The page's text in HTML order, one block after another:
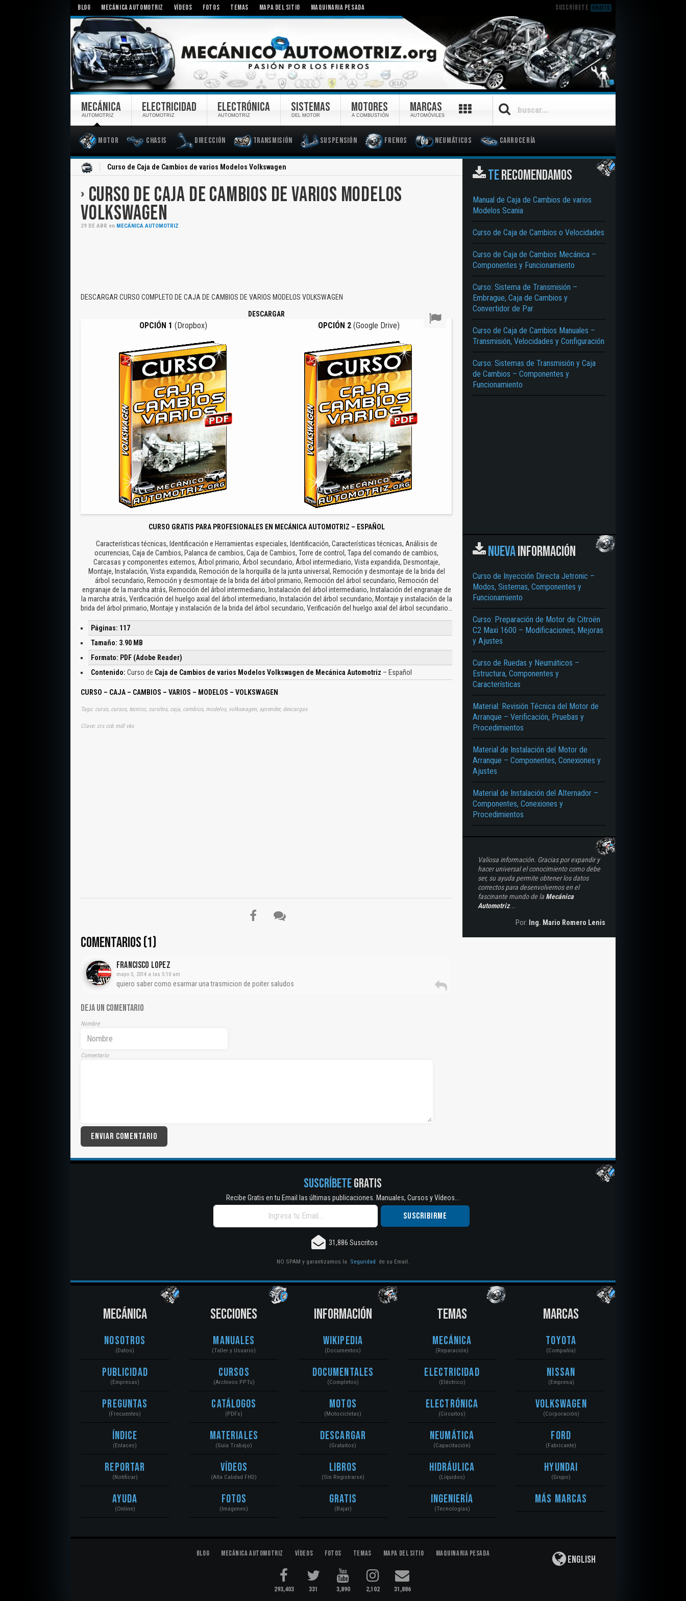
BLOG MECÁNICA AUTOMOTRIZ VÍDEOS FOTOS TEMAS MAPA DEL SITIO MAQUINARIA PESADA SUSCRÍBETE GRATIS
MECÁNICA
AUTOMOTRIZ
Motor Chasis Dirección Transmisión Suspensión Frenos Neumáticos Carrocería
ELECTRICIDAD
AUTOMOTRIZ
ELECTRÓNICA
AUTOMOTRIZ
SISTEMAS
DEL MOTOR
MOTORES
A COMBUSTIÓN
MARCAS
AUTOMÓVILES
Curso de Caja de Cambios de varios Modelos Volkswagen
CURSO DE CAJA DE CAMBIOS DE VARIOS MODELOS
VOLKSWAGEN
29 DE ABR en MECÁNICA AUTOMOTRIZ
DESCARGAR CURSO COMPLETO DE CAJA DE CAMBIOS DE VARIOS MODELOS VOLKSWAGEN
DESCARGAR
OPCIÓN 1 (Dropbox) OPCIÓN 2 (Google Drive)
CURSO GRATIS PARA PROFESIONALES EN MECÁNICA AUTOMOTRIZ – ESPAÑOL
Características técnicas, Identificación e Herramientas especiales, Identificación, Características técnicas, Análisis de
ocurrencias, Caja de Cambios, Palanca de cambios, Caja de Cambios, Torre de control, Tapa del comando de cambios,
Carcasas y componentes externos, Árbol primario, Árbol secundario, Árbol intermediario, Vista expandida, Desmontaje,
Montaje, Instalación, Vista expandida, Remoción de la horquilla de la junta universal, Remoción y desmontaje de la brida del
árbol secundario, Remoción y desmontaje de la brida del árbol primario, Remoción del árbol secundario, Remoción del
engranaje de la marcha atrás, Remoción del árbol intermediario, Instalación del árbol intermediario, Instalación del engranaje de
la marcha atrás, Verificación del huelgo axial del árbol intermediario, Instalación del árbol secundario, Montaje y instalación de la
brida del árbol primario, Montaje y instalación de la brida del árbol secundario, Verificación del huelgo axial del árbol secundario…
Páginas: 117
Tamaño: 3.90 MB
Formato: PDF (Adobe Reader)
Contenido: Curso de Caja de Cambios de varios Modelos Volkswagen de Mecánica Automotriz – Español
CURSO – CAJA – CAMBIOS – VARIOS – MODELOS – VOLKSWAGEN
Tags: curso, cursos, tecnico, cursitos, caja, cambios, modelos, volkswagen, aprender, descargas
Clave: crs ccb mdl vks
COMENTARIOS (1)
Francisco Lopez
mayo 5, 2014 a las 5:10 am
quiero saber como esarmar una trasmicion de poiter saludos
DEJA UN COMENTARIO
Nombre
Comentario
TERECOMENDAMOS
Manual de Caja de Cambios de varios
Modelos Scania
Curso de Caja de Cambios o Velocidades
Curso de Caja de Cambios Mecánica –
Componentes y Funcionamiento
Curso: Sistema de Transmisión –
Embrague, Caja de Cambios y
Convertidor de Par
Curso de Caja de Cambios Manuales –
Transmisión, Velocidades y Configuración
Curso: Sistemas de Transmisión y Caja
de Cambios – Componentes y
Funcionamiento
NUEVAINFORMACIÓN
Curso de Inyección Directa Jetronic –
Modos, Sistemas, Componentes y
Funcionamiento
Curso: Preparación de Motor de Citroën
C2 Maxi 1600 – Modificaciones, Mejoras
y Ajustes
Curso de Ruedas y Neumáticos –
Estructura, Componentes y
Características
Material: Revisión Técnica del Motor de
Arranque – Verificación, Pruebas y
Procedimientos
Material de Instalación del Motor de
Arranque – Componentes, Conexiones y
Ajustes
Material de Instalación del Alternador –
Componentes, Conexiones y
Procedimientos
Valiosa información. Gracias por expandir y
hacer universal el conocimiento como debe
ser, su ayuda permite obtener los datos
correctos para desenvolvernos en el
fascinante mundo de la Mecánica
Automotriz...
Por: Ing. Mario Romero Lenis
SUSCRÍBETEGRATIS
Recibe Gratis en tu Email las últimas publicaciones. Manuales, Cursos y Vídeos...
31,886 Suscritos
NO SPAM y garantizamos la Seguridad de su Email.
MECÁNICA
Nosotros
(Datos)
Publicidad
(Empresas)
Preguntas
(Frecuentes)
Índice
(Enlaces)
Reportar
(Notificar)
Ayuda
(Online)
SECCIONES
Manuales
(Taller y Usuario)
Cursos
(Archivos PPTs)
Catálogos
(PDFs)
Materiales
(Guía Trabajo)
Vídeos
(Alta Calidad FHD)
Fotos
(Imágenes)
INFORMACIÓN
Wikipedia
(Documentos)
Documentales
(Completos)
Motos
(Motocicletas)
Descargar
(Gratuitos)
Libros
(Sin Registrarse)
Gratis
(Bajar)
TEMAS
Mecánica
(Reparación)
Electricidad
(Eléctrico)
Electrónica
(Circuitos)
Neumática
(Capacitación)
Hidráulica
(Líquidos)
Ingeniería
(Tecnologías)
MARCAS
Toyota
(Compañía)
Nissan
(Empresa)
Volkswagen
(Corporación)
Ford
(Fabricante)
Hyundai
(Grupo)
Más Marcas
Blog Mecánica Automotriz Vídeos Fotos Temas Mapa del Sitio Maquinaria Pesada
293,403 331 3,890 2,102 31,886
English